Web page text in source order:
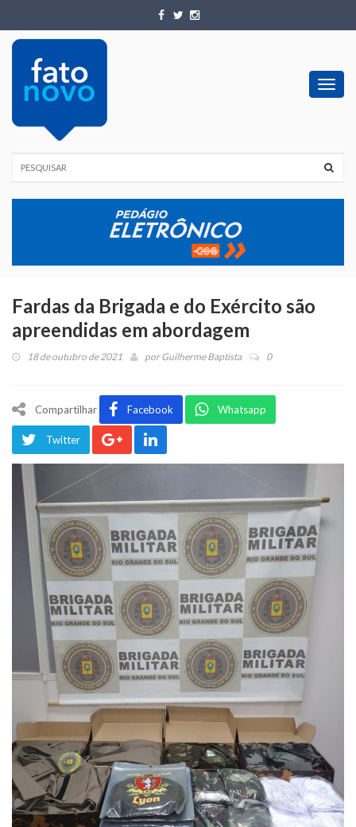
Fardas da Brigada e do Exército são
apreendidas em abordagem
18 de outubro de 2021 porGuilherme Baptista 0
Compartilhar Facebook Whatsapp
Twitter